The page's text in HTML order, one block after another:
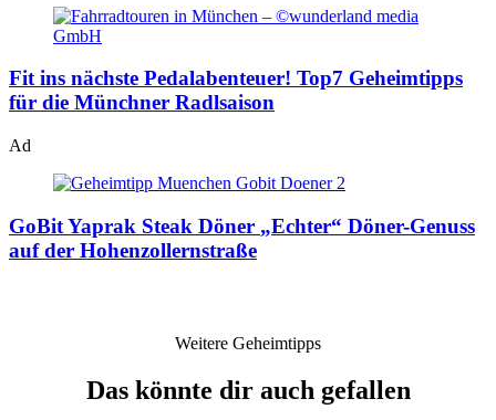
Fit ins nächste Pedalabenteuer! Top7 Geheimtipps
für die Münchner Radlsaison
Ad
GoBit Yaprak Steak Döner „Echter“ Döner-Genuss
auf der Hohenzollernstraße
Weitere Geheimtipps
Das könnte dir auch gefallen